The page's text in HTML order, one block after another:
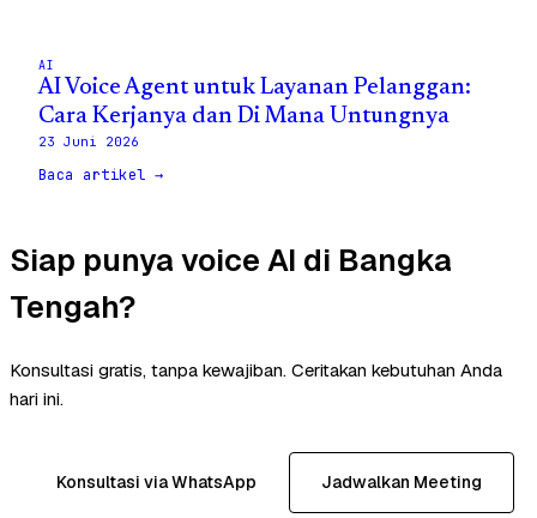
AI
AI Voice Agent untuk Layanan Pelanggan:
Cara Kerjanya dan Di Mana Untungnya
23 Juni 2026
Baca artikel →
Siap punya voice AI di Bangka
Tengah?
Konsultasi gratis, tanpa kewajiban. Ceritakan kebutuhan Anda
hari ini.
Konsultasi via WhatsApp Jadwalkan Meeting